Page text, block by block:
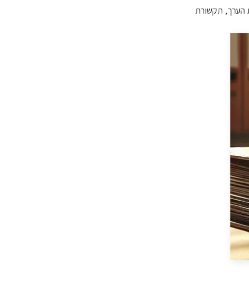
הערך, תקשורת